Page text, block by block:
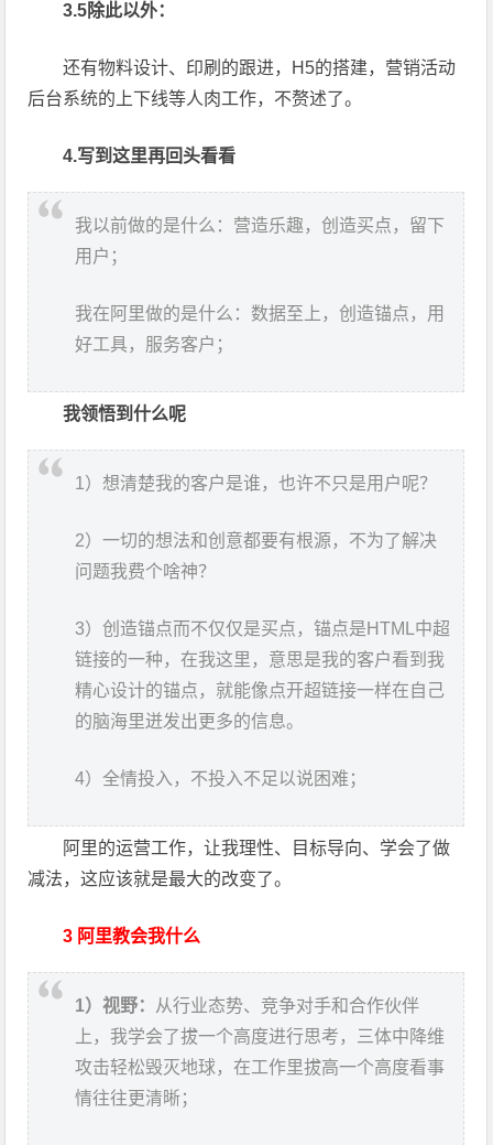
3.5除此以外：
还有物料设计、印刷的跟进，H5的搭建，营销活动
后台系统的上下线等人肉工作，不赘述了。
4.写到这里再回头看看
我以前做的是什么：营造乐趣，创造买点，留下
用户；
我在阿里做的是什么：数据至上，创造锚点，用
好工具，服务客户；
我领悟到什么呢
1）想清楚我的客户是谁，也许不只是用户呢？
2）一切的想法和创意都要有根源，不为了解决
问题我费个啥神？
3）创造锚点而不仅仅是买点，锚点是HTML中超
链接的一种，在我这里，意思是我的客户看到我
精心设计的锚点，就能像点开超链接一样在自己
的脑海里迸发出更多的信息。
4）全情投入，不投入不足以说困难；
阿里的运营工作，让我理性、目标导向、学会了做
减法，这应该就是最大的改变了。
3 阿里教会我什么
1）视野： 从行业态势、竞争对手和合作伙伴
上，我学会了拔一个高度进行思考，三体中降维
攻击轻松毁灭地球，在工作里拔高一个高度看事
情往往更清晰；